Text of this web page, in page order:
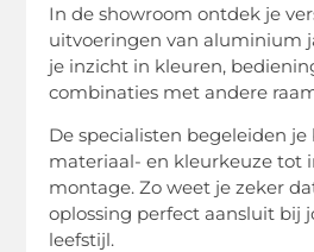
In de showroom ontdek je
uitvoeringen van aluminium
je inzicht in kleuren,
combinaties met andere
De specialisten begeleiden je
materiaal- en kleurkeuze tot
montage. Zo weet je zeker
oplossing perfect aansluit bij
leefstijl.